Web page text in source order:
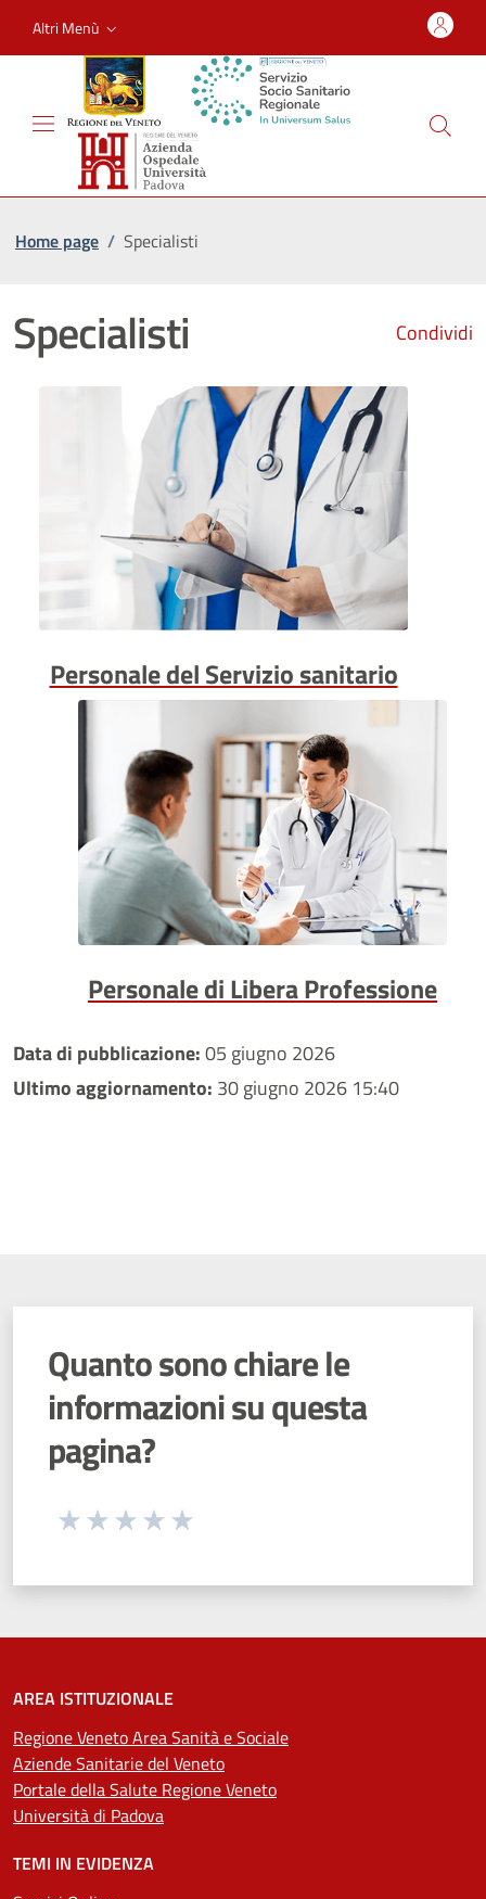
Altri Menù
Home page / Specialisti
Condividi
Specialisti
Personale del Servizio sanitario
Personale di Libera Professione
Data di pubblicazione:05 giugno 2026
Ultimo aggiornamento: 30 giugno 2026 15:40
Quanto sono chiare le
informazioni su questa
pagina?
Seleziona una valutazione da 1 a 5 stelle
AREA ISTITUZIONALE
Regione Veneto Area Sanità e Sociale
Aziende Sanitarie del Veneto
Portale della Salute Regione Veneto
Università di Padova
TEMI IN EVIDENZA